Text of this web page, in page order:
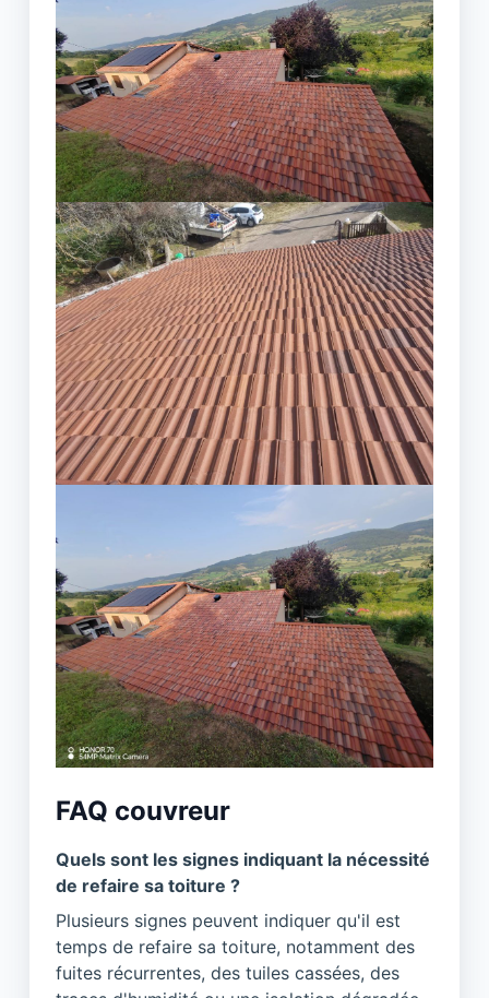
FAQ couvreur
Quels sont les signes indiquant la nécessité
de refaire sa toiture ?
Plusieurs signes peuvent indiquer qu'il est
temps de refaire sa toiture, notamment des
fuites récurrentes, des tuiles cassées, des